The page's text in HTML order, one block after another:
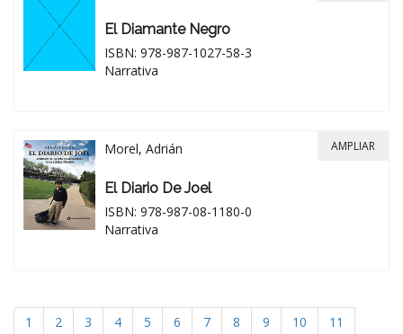
El Diamante Negro
ISBN: 978-987-1027-58-3
Narrativa
Morel, Adrián
El Diario De Joel
ISBN: 978-987-08-1180-0
Narrativa
AMPLIAR
1 2 3 4 5 6 7 8 9 10
11